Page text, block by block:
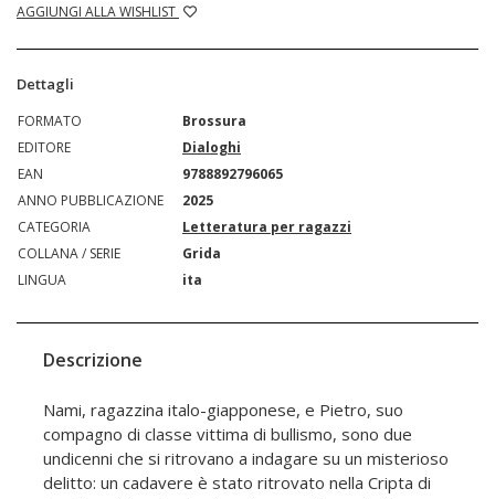
AGGIUNGI ALLA WISHLIST
Dettagli
FORMATO
Brossura
EDITORE
Dialoghi
EAN
9788892796065
ANNO PUBBLICAZIONE
2025
CATEGORIA
Letteratura per ragazzi
COLLANA / SERIE
Grida
LINGUA
ita
Descrizione
Nami, ragazzina italo-giapponese, e Pietro, suo
compagno di classe vittima di bullismo, sono due
undicenni che si ritrovano a indagare su un misterioso
delitto: un cadavere è stato ritrovato nella Cripta di